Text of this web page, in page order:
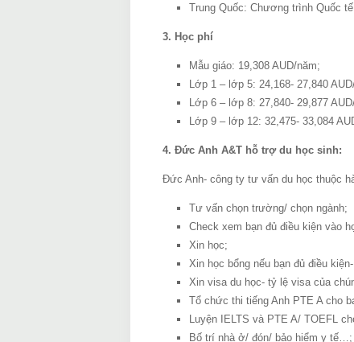
Trung Quốc: Chương trình Quốc
3. Học phí
Mẫu giáo: 19,308 AUD/năm;
Lớp 1 – lớp 5: 24,168- 27,840
Lớp 6 – lớp 8: 27,840- 29,877
Lớp 9 – lớp 12: 32,475- 33,084
4. Đức Anh A&T hỗ trợ du học sinh:
Đức Anh- công ty tư vấn du học thuộc
Tư vấn chọn trường/ chọn ngành;
Check xem bạn đủ điều kiện vào
Xin học;
Xin học bổng nếu bạn đủ điều
Xin visa du học- tỷ lệ visa của
Tổ chức thi tiếng Anh PTE A cho
Luyện IELTS và PTE A/ TOEFL
Bố trí nhà ở/ đón/ bảo hiểm y tế…;